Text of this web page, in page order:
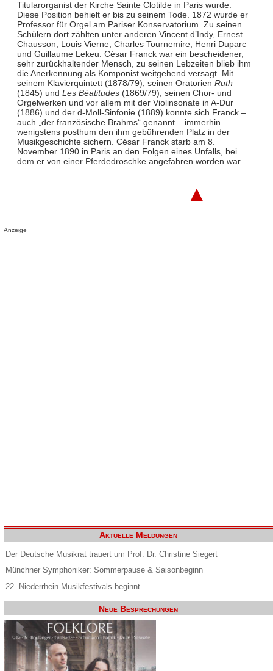
Titularorganist der Kirche Sainte Clotilde in Paris wurde.
Diese Position behielt er bis zu seinem Tode. 1872 wurde er
Professor für Orgel am Pariser Konservatorium. Zu seinen
Schülern dort zählten unter anderen Vincent d’Indy, Ernest
Chausson, Louis Vierne, Charles Tournemire, Henri Duparc
und Guillaume Lekeu. César Franck war ein bescheidener,
sehr zurückhaltender Mensch, zu seinen Lebzeiten blieb ihm
die Anerkennung als Komponist weitgehend versagt. Mit
seinem Klavierquintett (1878/79), seinen Oratorien Ruth
(1845) und Les Béatitudes(1869/79), seinen Chor- und
Orgelwerken und vor allem mit der Violinsonate in A-Dur
(1886) und der d-Moll-Sinfonie (1889) konnte sich Franck –
auch „der französische Brahms“ genannt – immerhin
wenigstens posthum den ihm gebührenden Platz in der
Musikgeschichte sichern. César Franck starb am 8.
November 1890 in Paris an den Folgen eines Unfalls, bei
dem er von einer Pferdedroschke angefahren worden war.
▲
Anzeige
Aktuelle Meldungen
Der Deutsche Musikrat trauert um Prof. Dr. Christine Siegert
Münchner Symphoniker: Sommerpause & Saisonbeginn
22. Niederrhein Musikfestivals beginnt
Neue Besprechungen